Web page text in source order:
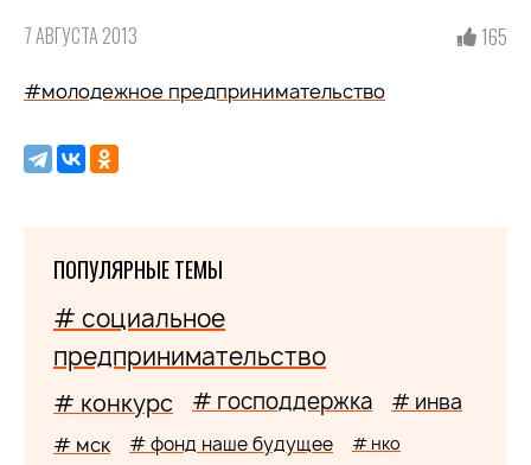
7 АВГУСТА 2013 165
#молодежное предпринимательство
ПОПУЛЯРНЫЕ ТЕМЫ
# социальное
предпринимательство
# конкурс # господдержка # инва
# мск # фонд наше будущее # нко